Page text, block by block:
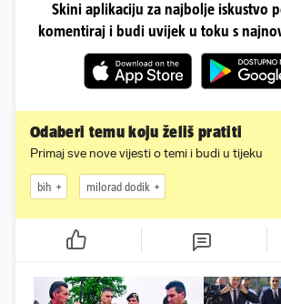
Skini aplikaciju za najbolje iskustvo
komentiraj i budi uvijek u toku s
Odaberi temu koju želiš pratiti
Primaj sve nove vijesti o temi i budi u tijeku
bih milorad dodik